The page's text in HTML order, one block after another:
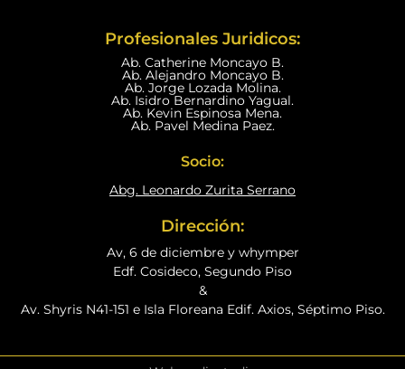
Profesionales Juridicos:
Ab. Catherine Moncayo B.
Ab. Alejandro Moncayo B.
Ab. Jorge Lozada Molina.
Ab. Isidro Bernardino Yagual.
Ab. Kevin Espinosa Mena.
Ab. Pavel Medina Paez.
Socio:
Abg. Leonardo Zurita Serrano
Dirección:
Av, 6 de diciembre y whymper
Edf. Cosideco, Segundo Piso
&
Av. Shyris N41-151 e Isla Floreana Edif. Axios, Séptimo Piso.